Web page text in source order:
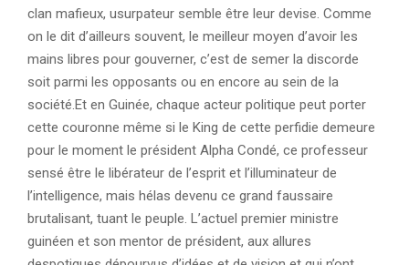
clan mafieux, usurpateur semble être leur devise. Comme
on le dit d’ailleurs souvent, le meilleur moyen d’avoir les
mains libres pour gouverner, c’est de semer la discorde
soit parmi les opposants ou en encore au sein de la
société.Et en Guinée, chaque acteur politique peut porter
cette couronne même si le King de cette perfidie demeure
pour le moment le président Alpha Condé, ce professeur
sensé être le libérateur de l’esprit et l’illuminateur de
l’intelligence, mais hélas devenu ce grand faussaire
brutalisant, tuant le peuple. L’actuel premier ministre
guinéen et son mentor de président, aux allures